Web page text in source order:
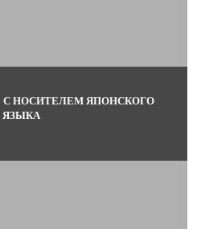
С НОСИТЕЛЕМ ЯПОНСКОГО
ЯЗЫКА